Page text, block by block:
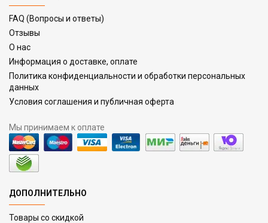
FAQ (Вопросы и ответы)
Отзывы
О нас
Информация о доставке, оплате
Политика конфиденциальности и обработки персональных
данных
Условия соглашения и публичная оферта
Мы принимаем к оплате
ДОПОЛНИТЕЛЬНО
Товары со скидкой